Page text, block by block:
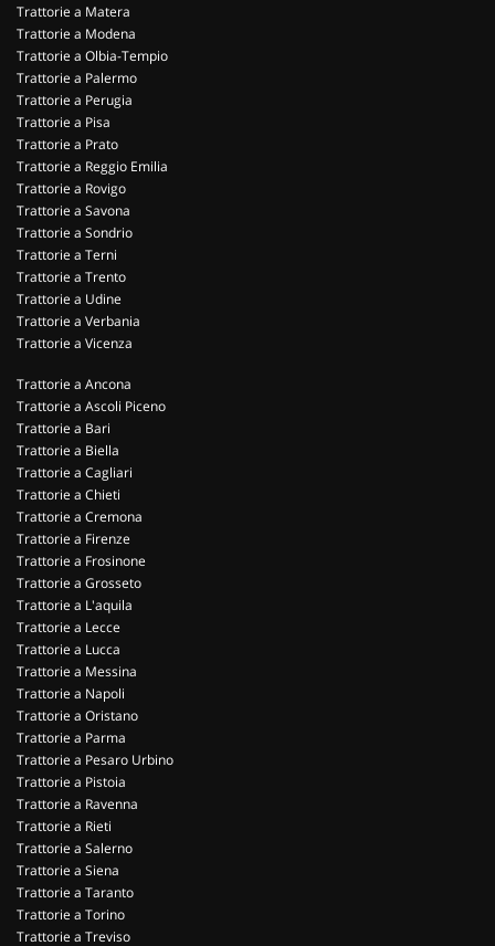
Trattorie a Matera
Trattorie a Modena
Trattorie a Olbia-Tempio
Trattorie a Palermo
Trattorie a Perugia
Trattorie a Pisa
Trattorie a Prato
Trattorie a Reggio Emilia
Trattorie a Rovigo
Trattorie a Savona
Trattorie a Sondrio
Trattorie a Terni
Trattorie a Trento
Trattorie a Udine
Trattorie a Verbania
Trattorie a Vicenza
Trattorie a Ancona
Trattorie a Ascoli Piceno
Trattorie a Bari
Trattorie a Biella
Trattorie a Cagliari
Trattorie a Chieti
Trattorie a Cremona
Trattorie a Firenze
Trattorie a Frosinone
Trattorie a Grosseto
Trattorie a L'aquila
Trattorie a Lecce
Trattorie a Lucca
Trattorie a Messina
Trattorie a Napoli
Trattorie a Oristano
Trattorie a Parma
Trattorie a Pesaro Urbino
Trattorie a Pistoia
Trattorie a Ravenna
Trattorie a Rieti
Trattorie a Salerno
Trattorie a Siena
Trattorie a Taranto
Trattorie a Torino
Trattorie a Treviso